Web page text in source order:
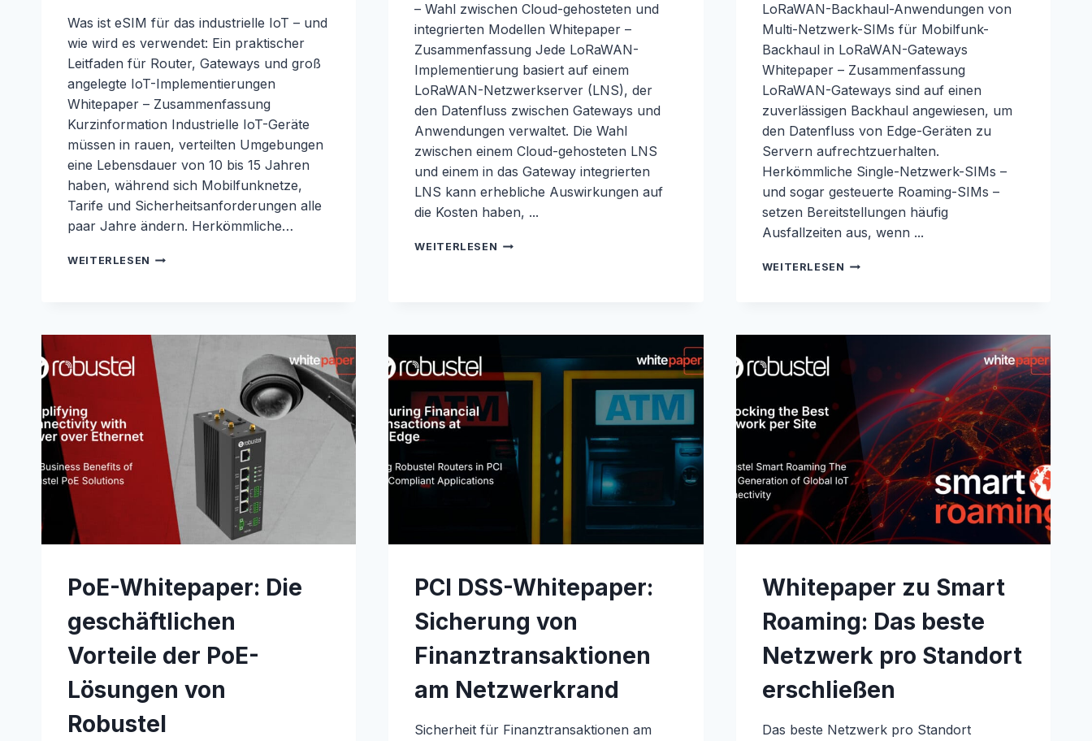
Was ist eSIM für das industrielle IoT – und
wie wird es verwendet: Ein praktischer
Leitfaden für Router, Gateways und groß
angelegte IoT-Implementierungen
Whitepaper – Zusammenfassung
Kurzinformation Industrielle IoT-Geräte
müssen in rauen, verteilten Umgebungen
eine Lebensdauer von 10 bis 15 Jahren
haben, während sich Mobilfunknetze,
Tarife und Sicherheitsanforderungen alle
paar Jahre ändern. Herkömmliche…
WEITERLESEN ESIM-
FÜR
DAS
INDUSTRIELLE
IOT
UND
WIE
WIRD
VERWENDET?
– Wahl zwischen Cloud-gehosteten und
integrierten Modellen Whitepaper –
Zusammenfassung Jede LoRaWAN-
Implementierung basiert auf einem
LoRaWAN-Netzwerkserver (LNS), der
den Datenfluss zwischen Gateways und
Anwendungen verwaltet. Die Wahl
zwischen einem Cloud-gehosteten LNS
und einem in das Gateway integrierten
LNS kann erhebliche Auswirkungen auf
die Kosten haben, ...
WEITERLESEN LNS-
LoRaWAN-Backhaul-Anwendungen von
Multi-Netzwerk-SIMs für Mobilfunk-
Backhaul in LoRaWAN-Gateways
Whitepaper – Zusammenfassung
LoRaWAN-Gateways sind auf einen
zuverlässigen Backhaul angewiesen, um
den Datenfluss von Edge-Geräten zu
Servern aufrechtzuerhalten.
Herkömmliche Single-Netzwerk-SIMs –
und sogar gesteuerte Roaming-SIMs –
setzen Bereitstellungen häufig
Ausfallzeiten aus, wenn ...
WEITERLESEN LORAWAN-
LORAWAN-
BACKHAUL
PoE-Whitepaper: Die
geschäftlichen
Vorteile der PoE-
Lösungen von
Robustel
PCI DSS-Whitepaper:
Sicherung von
Finanztransaktionen
am Netzwerkrand
Sicherheit für Finanztransaktionen am
Whitepaper zu Smart
Roaming: Das beste
Netzwerk pro Standort
erschließen
Das beste Netzwerk pro Standort